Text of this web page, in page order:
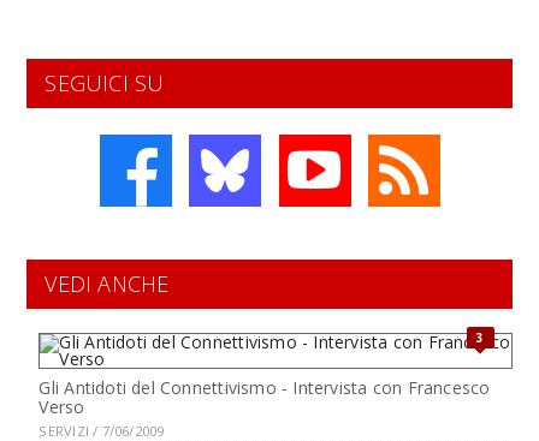
SEGUICI SU
VEDI ANCHE
3
Gli Antidoti del Connettivismo - Intervista con Francesco
Verso
SERVIZI / 7/06/2009